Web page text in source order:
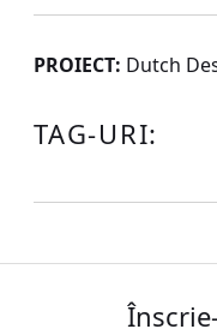
PROIECT: Dutch
TAG-URI: